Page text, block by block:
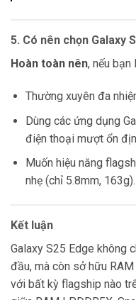
5. Có nên chọn Galaxy
Hoàn toàn nên, nếu bạn
Thường xuyên đa
Dùng các ứng dụng
điện thoại mượt ổn
Muốn hiệu năng
nhẹ (chỉ 5.8mm, 163g).
Kết luận
Galaxy S25 Edge không
đầu, mà còn sở hữu
với bất kỳ flagship nào